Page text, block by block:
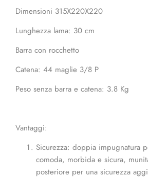
Dimensioni 315X220X220
Lunghezza lama: 30 cm
Barra con rocchetto
Catena: 44 maglie 3/8 P
Peso senza barra e catena: 3.8 Kg
Vantaggi:
Sicurezza: doppia impugnatura
comoda, morbida e sicura,
posteriore per una sicurezza